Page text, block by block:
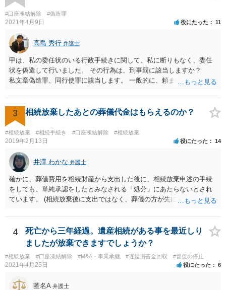
#口座凍結解除 #偽造罪
2021年4月9日 役にたった 11
高島 秀行 弁護士
甲は、私の委任状のいる行政手続きに関して、私に断りもなく、委任
状を偽造して行いました。 その行為は、刑事罰に該当しますか？
私文章偽造罪、同行使罪に該当します。 一般的に、頼まれた（委任さ
か？ 委任状を偽造して使用することはまでは依頼の範囲ではない
ので できないと思います。
3 相続放棄したあとの葬儀代金はもらえるのか？
#相続放棄 #相続手続き #口座凍結解除 #相続放棄
2019年2月13日 役にたった 14
井澤 わかな 弁護士
確かに、葬儀費用を相続財産から支出した後に、相続放棄申述の手続
をしても、単純承認をしたとみなされる「処分」にあたらないとされ
ています。 (相続放棄後に支出ではなく、葬儀の方が先に来るのが通常
述の手続ということだと思いますが) ただ、葬儀費用ならいくらでもよ
いということではなく、身分相応の、社会的儀式として当然認められ
る程度の金額に留まると考えた方がよいです。 もし、相続人の皆さん
に葬儀費用を支出する経済力がなく、質素な葬儀を行った費用であれ
ば相続財産から支出しても単純承認と認められない可能性が高いの
で、相続放棄申述が受理される可能性も高いと思います。
4
死亡から三年経過。遺産相続がある事を最近しり
ましたが放棄できますでしょうか？
#相続放棄 #口座凍結解除 #M&A・事業承継 #遅延損害金回収 #督促の停止
2021年4月25日 役にたった 6
匿名A 弁護士